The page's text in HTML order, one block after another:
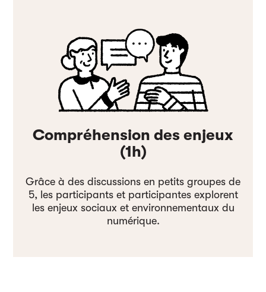
Compréhension des enjeux
(1h)
Grâce à des discussions en petits groupes de
5, les participants et participantes explorent
les enjeux sociaux et environnementaux du
numérique.